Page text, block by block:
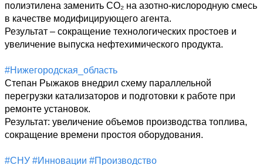
полиэтилена заменить СО₂ на азотно-кислородную смесь
в качестве модифицирующего агента.
Результат – сокращение технологических простоев и
увеличение выпуска нефтехимического продукта.
#Нижегородская_область
Степан Рыжаков внедрил схему параллельной
перегрузки катализаторов и подготовки к работе при
ремонте установок.
Результат: увеличение объемов производства топлива,
сокращение времени простоя оборудования.
#СНУ #Инновации #Производство